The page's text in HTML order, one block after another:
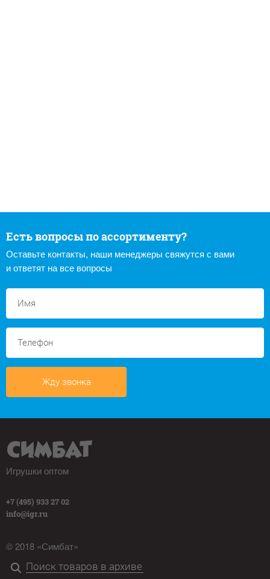
Есть вопросы по ассортименту?
Оставьте контакты, наши менеджеры свяжутся с вами
и ответят на все вопросы
Жду звонка
Игрушки оптом
+7 (495) 933 27 02
info@igr.ru
© 2018 «Симбат»